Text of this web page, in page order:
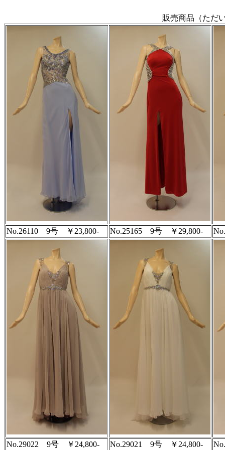
販売商品（ただ
No.26110 9号 ￥23,800- No.25165 9号 ￥29,800-
No.29022 9号 ￥24,800- No.29021 9号 ￥24,800-